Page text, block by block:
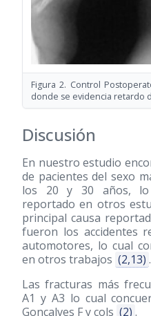
Figura 2. Control
donde se evidencia retardo
Discusión
En nuestro estudio
de pacientes del sexo
los 20 y 30 años, lo
reportado en otros
principal causa
fueron los accidentes
automotores, lo cual
en otros trabajos (2,13) .
Las fracturas más
A1 y A3 lo cual
Gonçalves F y cols (2) .